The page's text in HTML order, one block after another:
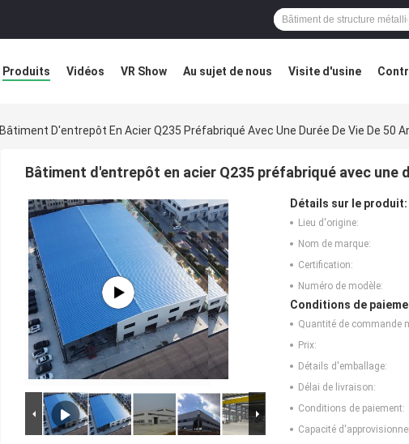
Produits Vidéos VR Show Au sujet de nous Visite d'usine
Bâtiment D'entrepôt En Acier Q235 Préfabriqué Avec Une Durée De Vie De 50
Bâtiment d'entrepôt en acier Q235 préfabriqué avec une
Détails sur le produit:
Lieu d'origine:
Nom de marque:
Certification:
Numéro de modèle:
Conditions de
Quantité de commande
Prix:
Détails d'emballage:
Délai de livraison:
Conditions de paiement:
Capacité